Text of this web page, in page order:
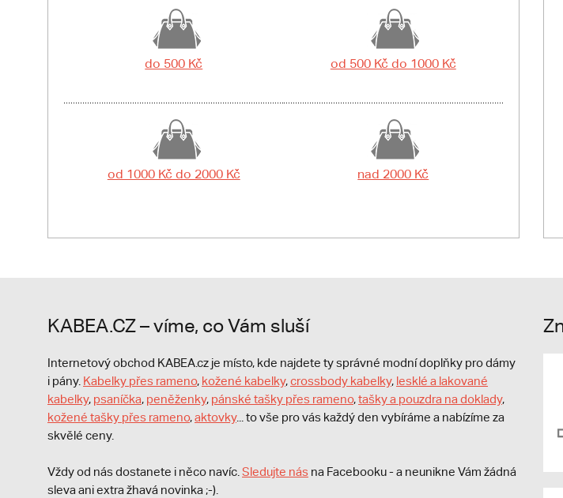
do 500 Kč od 500 Kč do 1000 Kč
od 1000 Kč do 2000 Kč nad 2000 Kč
KABEA.CZ – víme, co Vám sluší
Internetový obchod KABEA.cz je místo, kde najdete ty správné modní doplňky pro dámy
i pány. Kabelky přes rameno, kožené kabelky,crossbody kabelky, lesklé a lakované
kabelky, psaníčka, peněženky, pánské tašky přes rameno,tašky a pouzdra na doklady,
kožené tašky přes rameno,aktovky... to vše pro vás každý den vybíráme a nabízíme za
skvělé ceny.
Vždy od nás dostanete i něco navíc. Sledujte nás na Facebooku - a neunikne Vám žádná
sleva ani extra žhavá novinka ;-).